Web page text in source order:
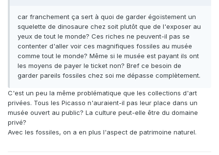
car franchement ça sert à quoi de garder égoïstement un
squelette de dinosaure chez soit plutôt que de l'exposer au
yeux de tout le monde? Ces riches ne peuvent-il pas se
contenter d'aller voir ces magnifiques fossiles au musée
comme tout le monde? Même si le musée est payant ils ont
les moyens de payer le ticket non? Bref ce besoin de
garder pareils fossiles chez soi me dépasse complètement.
C'est un peu la même problématique que les collections d'art
privées. Tous les Picasso n'auraient-il pas leur place dans un
musée ouvert au public? La culture peut-elle être du domaine
privé?
Avec les fossiles, on a en plus l'aspect de patrimoine naturel.